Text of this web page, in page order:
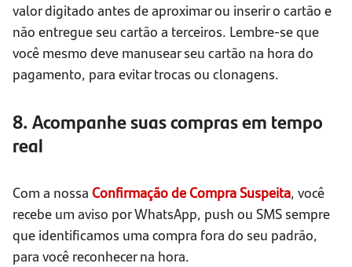
valor digitado antes de aproximar ou inserir o cartão e
não entregue seu cartão a terceiros. Lembre-se que
você mesmo deve manusear seu cartão na hora do
pagamento, para evitar trocas ou clonagens.
8. Acompanhe suas compras em tempo
real
Com a nossa Confirmação de Compra Suspeita, você
recebe um aviso por WhatsApp, push ou SMS sempre
que identificamos uma compra fora do seu padrão,
para você reconhecer na hora.